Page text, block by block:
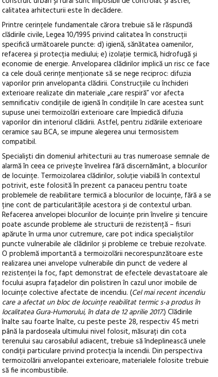
calitatea arhitecturii este în decădere.
Printre cerințele fundamentale cărora trebuie să le răspundă
clădirile civile, Legea 10/1995 privind calitatea în construcții
specifică următoarele puncte: d) igienă, sănătatea oamenilor,
refacerea și protecția mediului; e) izolație termică, hidrofugă și
economie de energie. Anveloparea clădirilor implică un risc ce face
ca cele două cerințe menționate să se nege reciproc: difuzia
vaporilor prin anvelopanta clădirii. Construcțiile cu închideri
exterioare realizate din materiale „care respiră” vor afecta
semnificativ condițiile de igienă în condițiile în care acestea sunt
supuse unei termoizolări exterioare care împiedică difuzia
vaporilor din interiorul clădirii. Astfel, pentru zidăriile exterioare
ceramice sau BCA, se impune alegerea unui termosistem
compatibil.
Specialiști din domeniul arhitecturii au tras numeroase semnale de
alarmă în ceea ce privește învelirea fără discernământ, a blocurilor
de locuințe. Termoizolarea clădirilor, soluție viabilă în contextul
potrivit, este folosită în prezent ca panaceu pentru toate
problemele de reabilitare termică a blocurilor de locuințe, fără a se
ține cont de particularitățile acestora și de contextul urban.
Refacerea anvelopei blocurilor de locuințe prin învelire și tencuire
poate ascunde probleme ale structurii de rezistență – fisuri
apărute în urma unor cutremure, care pot indica specialiștilor
puncte vulnerabile ale clădirilor și probleme ce trebuie rezolvate.
O problemă importantă a termoizolării necorespunzătoare este
realizarea unei anvelope vulnerabile din punct de vedere al
rezistenței la foc, fapt demonstrat de efectele devastatoare ale
focului asupra fațadelor din polistiren în cazul unor imobile de
locuințe colective afectate de incendiu. (Cel mai recent incendiu
care a afectat un bloc de locuințe reabilitat termic s-a produs în
localitatea Gura-Humorului, în data de 12 aprilie 2017.) Clădirile
înalte sau foarte înalte, cu peste peste 28, respectiv 45 metri
până la pardoseala ultimului nivel folosit, măsurați din cota
terenului sau carosabilul adiacent, trebuie să îndeplinească unele
condiții particulare privind protecția la incendii. Din perspectiva
termoizolării anvelopantei exterioare, materialele folosite trebuie
să fie incombustibile.